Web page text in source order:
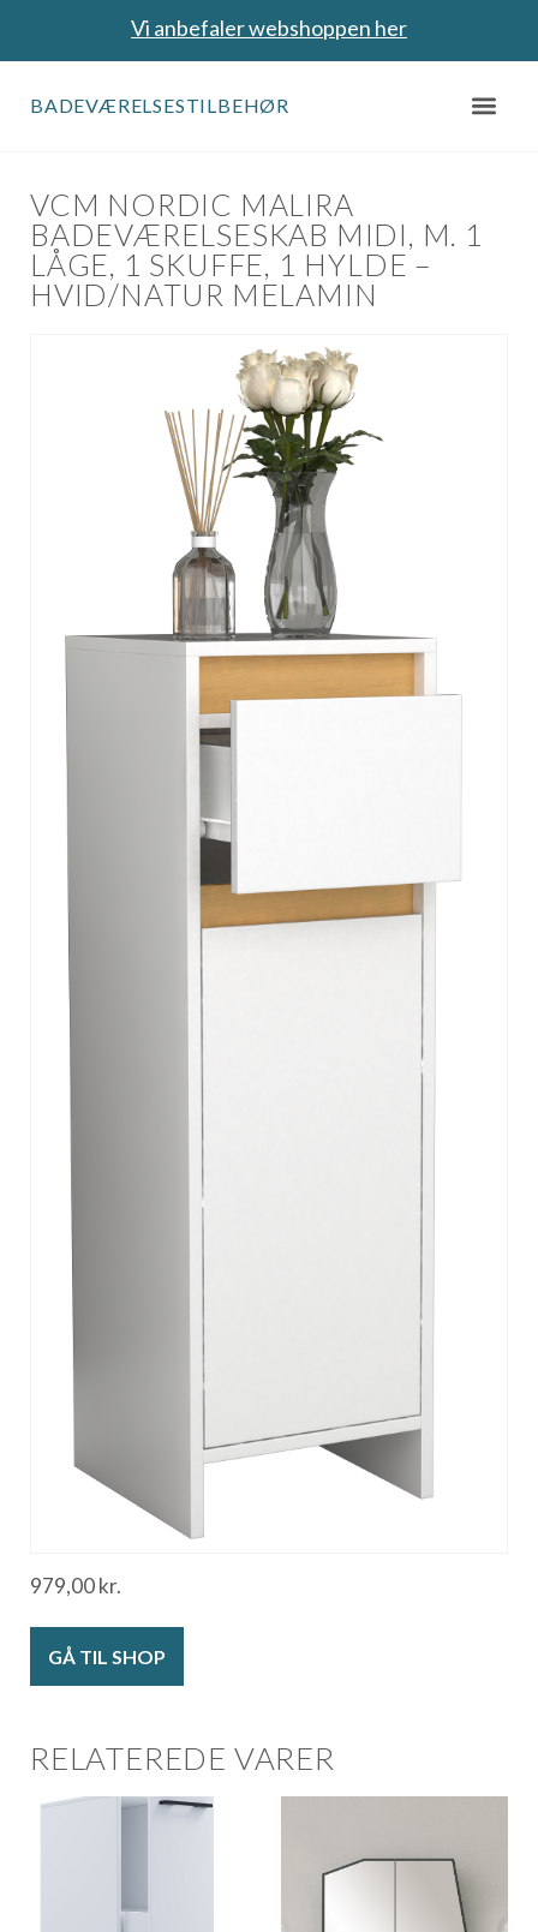
Vi anbefaler webshoppen her
BADEVÆRELSESTILBEHØR
VCM NORDIC MALIRA
BADEVÆRELSESKAB MIDI, M. 1
LÅGE, 1 SKUFFE, 1 HYLDE –
HVID/NATUR MELAMIN
979,00kr.
GÅ TIL SHOP
RELATEREDE VARER